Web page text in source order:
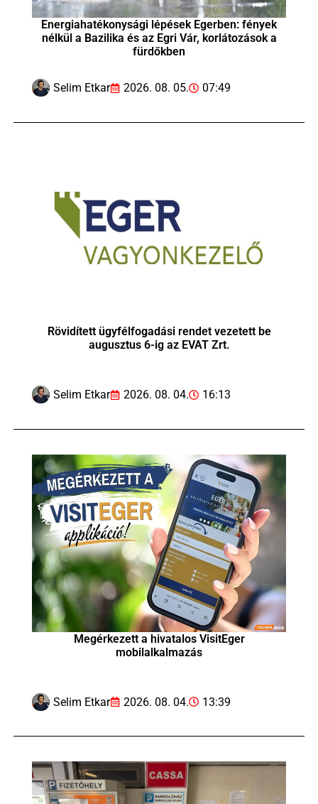
Energiahatékonysági lépések Egerben: fények
nélkül a Bazilika és az Egri Vár, korlátozások a
fürdőkben
Selim Etkar 2026. 08. 05. 07:49
Rövidített ügyfélfogadási rendet vezetett be
augusztus 6-ig az EVAT Zrt.
Selim Etkar 2026. 08. 04. 16:13
Megérkezett a hivatalos VisitEger
mobilalkalmazás
Selim Etkar 2026. 08. 04. 13:39